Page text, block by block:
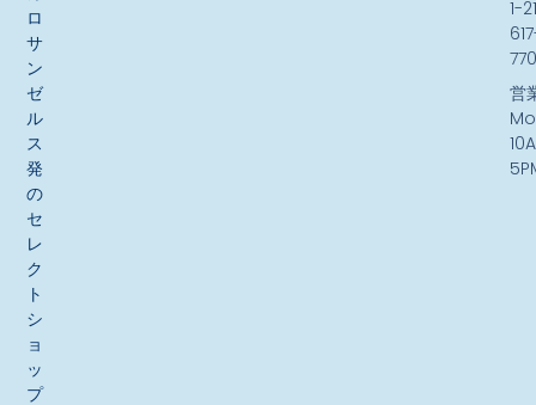
ロ
サ
ン
ゼ
ル
ス
発
の
セ
レ
ク
ト
シ
ョ
ッ
プ
1-
営